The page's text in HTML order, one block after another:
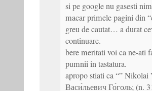
si pe google nu gasesti
macar primele pagini din
greu de cautat… a durat
continuare.
bere meritati voi ca ne-ati
pumnii in tastatura.
apropo stiati ca “”
Васи́льевич Го́голь; (n.